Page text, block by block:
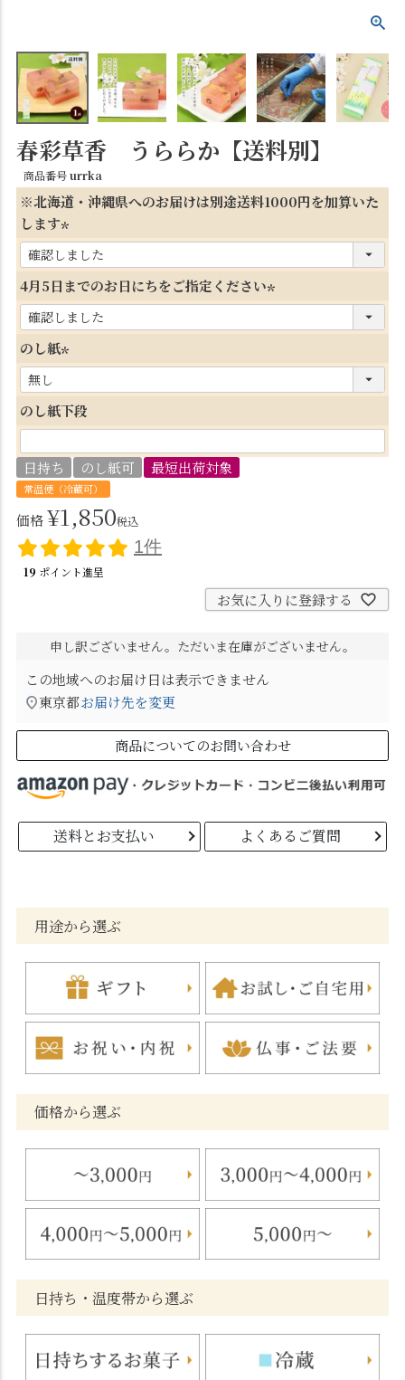
春彩草香 うららか【送料別】
商品番号urrka
※北海道・沖縄県へのお届けは別途送料1000円を加算いた
します
必
須
)
4月5日までのお日にちをご指定ください
必
のし紙
必
須
のし紙下段
日持ち のし紙可 最短出荷対象
常温便（冷蔵可）
価格¥1,850税込
1件
19 ポイント進呈
お気に入りに登録する
申し訳ございません。ただいま在庫がございません。
この地域へのお届け日は表示できません
東京都お届け先を変更
商品についてのお問い合わせ
送料とお支払い よくあるご質問
用途から選ぶ
価格から選ぶ
日持ち・温度帯から選ぶ